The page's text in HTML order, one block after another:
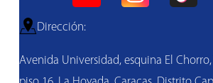
Dirección:
Avenida Universidad, esquina El